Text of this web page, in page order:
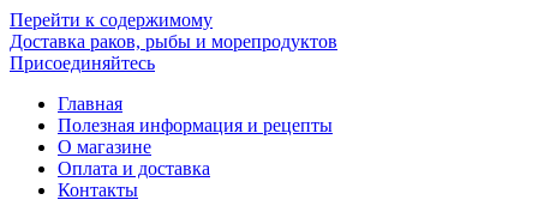
Перейти к содержимому
Доставка раков, рыбы и морепродуктов
Присоединяйтесь
Главная
Полезная информация и рецепты
О магазине
Оплата и доставка
Контакты